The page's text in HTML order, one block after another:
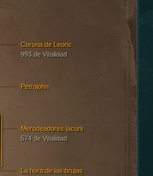
Corona de Leoric
993 de Vitalidad
Merodeadores lacuni
574 de Vitalidad
La hora de las brujas
Petrojohn